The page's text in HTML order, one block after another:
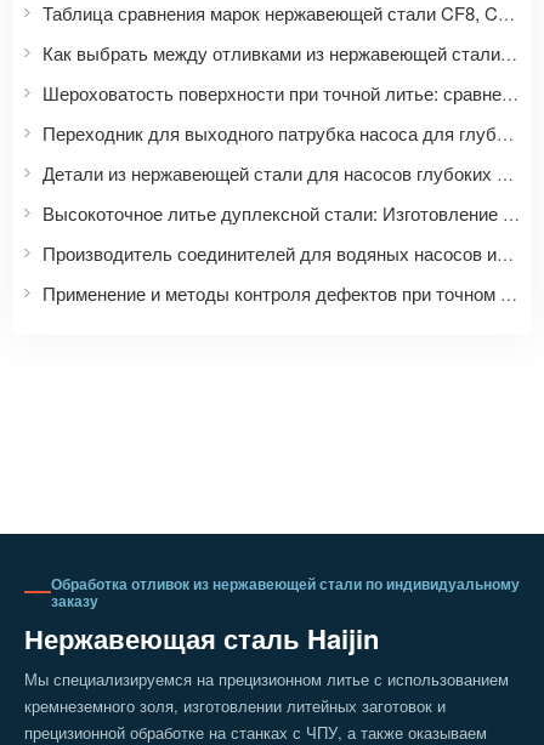
Таблица сравнения марок нержавеющей стали CF8, CF8M, CF3, CF3M: Как марки нержавеющей стали для литья соотносятся с марками 304, 316, 304L и 316L?
Как выбрать между отливками из нержавеющей стали марок 304, 304L, 316 и 316L? Сравнение свойств материалов и сценариев применения.
Шероховатость поверхности при точной литье: сравнение значений Ra, Ry, Rz при обработке на станках с ЧПУ с последующей полировкой.
Переходник для выходного патрубка насоса для глубоких скважин | Аксессуары для водяных насосов из нержавеющей стали на заказ
Детали из нержавеющей стали для насосов глубоких скважин | Точное литье и механическая обработка рабочих колес и корпусов насосов
Высокоточное литье дуплексной стали: Изготовление на заказ изделий из дуплексной стали различных марок, таких как 2205 и 2507.
Производитель соединителей для водяных насосов из нержавеющей стали | Точное литье комплектующих для насосов и клапанов
Применение и методы контроля дефектов при точном литье головок водяных насосов из нержавеющей стали.
Обработка отливок из нержавеющей стали по индивидуальному
заказу
Нержавеющая сталь Haijin
Мы специализируемся на прецизионном литье с использованием
кремнеземного золя, изготовлении литейных заготовок и
прецизионной обработке на станках с ЧПУ, а также оказываем